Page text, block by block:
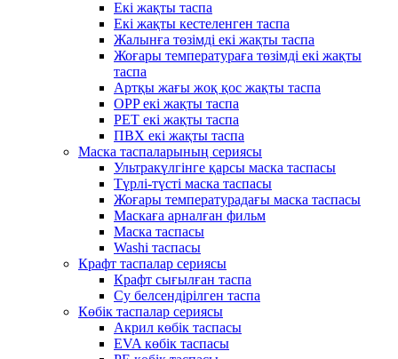
Екі жақты таспа
Екі жақты кестеленген таспа
Жалынға төзімді екі жақты таспа
Жоғары температураға төзімді екі жақты
таспа
Артқы жағы жоқ қос жақты таспа
OPP екі жақты таспа
PET екі жақты таспа
ПВХ екі жақты таспа
Маска таспаларының сериясы
Ультракүлгінге қарсы маска таспасы
Түрлі-түсті маска таспасы
Жоғары температурадағы маска таспасы
Маскаға арналған фильм
Маска таспасы
Washi таспасы
Крафт таспалар сериясы
Крафт сығылған таспа
Су белсендірілген таспа
Көбік таспалар сериясы
Акрил көбік таспасы
EVA көбік таспасы